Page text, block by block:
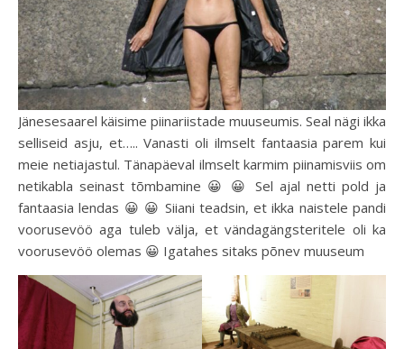
Jänesesaarel käisime piinariistade muuseumis. Seal nägi ikka
selliseid asju, et….. Vanasti oli ilmselt fantaasia parem kui
meie netiajastul. Tänapäeval ilmselt karmim piinamisviis om
netikabla seinast tõmbamine 😀 😀 Sel ajal netti pold ja
fantaasia lendas 😀 😀 Siiani teadsin, et ikka naistele pandi
voorusevöö aga tuleb välja, et vändagängsteritele oli ka
voorusevöö olemas 😀 Igatahes sitaks põnev muuseum